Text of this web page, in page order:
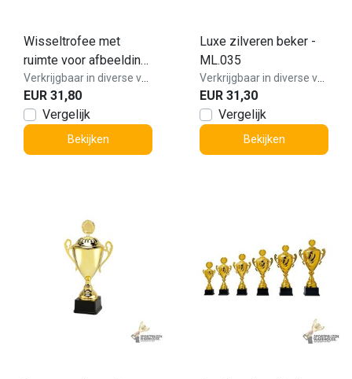
Wisseltrofee met
ruimte voor afbeelding
- AX9226
EUR 31,80
Vergelijk
Bekijken
Luxe zilveren beker -
ML.035
EUR 31,30
Vergelijk
Bekijken